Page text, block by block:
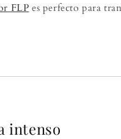
FLP es perfecto para
intenso